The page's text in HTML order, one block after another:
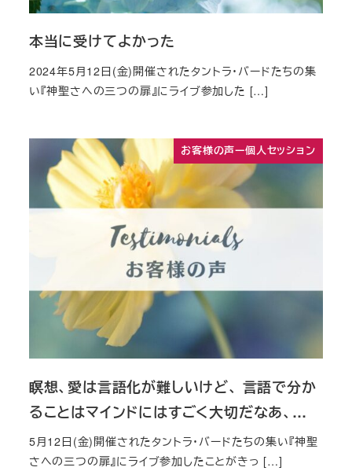
本当に受けてよかった
2024年5月12日(金)開催されたタントラ・バードたちの集
い『神聖さへの三つの扉』にライブ参加した […]
お客様の声ー個人セッション
瞑想、愛は言語化が難しいけど、 言語で分か
ることはマインドにはすごく大切だなあ、…
5月12日(金)開催されたタントラ・バードたちの集い『神聖
さへの三つの扉』にライブ参加したことがきっ […]